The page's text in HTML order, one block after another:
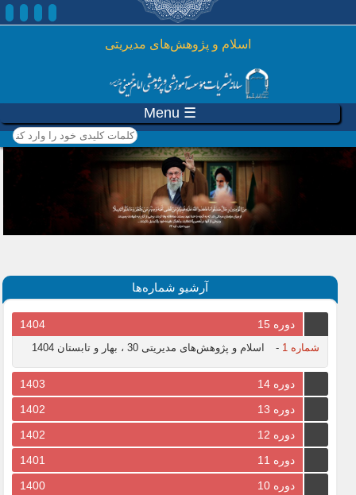
رفتن به محتوای اصلی
اسلام و پژوهش‌های مدیریتی
☰ Menu
کلمات کلیدی خود را وارد
کنید
آرشیو شماره‌ها
دوره 15 1404
شماره 1 - اسلام و پژوهش‌های مدیریتی 30 ، بهار و تابستان 1404
دوره 14
1403
دوره 13
1402
دوره 12
1402
دوره 11
1401
دوره 10
1400